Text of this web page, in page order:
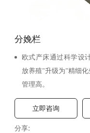
分娩栏
欧式产床通过科学设
放养殖"升级为"精细化
管理高。
立即咨询
分享: